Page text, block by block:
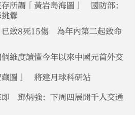
存所謂「黃岩島海圖」 國防部：
釁
已致8死15傷 為年內第二起致命
維度讀懂今年以來中國元首外交
藏圖」 將建月球科研站
即 鄧炳強：下周四展開千人交通